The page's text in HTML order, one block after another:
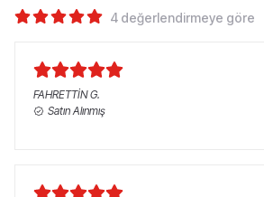
4 değerlendirmeye göre
FAHRETTİN G.
Satın Alınmış